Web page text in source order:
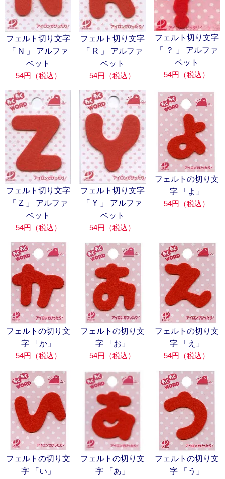
フェルト切り文字
「 N 」 アルファ
ベット
54円（税込）
フェルト切り文字
「 R 」 アルファ
ベット
54円（税込）
フェルト切り文字
「 ？ 」 アルファ
ベット
54円（税込）
フェルト切り文字
「 Z 」 アルファ
ベット
54円（税込）
フェルト切り文字
「 Y 」 アルファ
ベット
54円（税込）
フェルトの切り文
字 「よ」
54円（税込）
フェルトの切り文
字 「か」
54円（税込）
フェルトの切り文
字 「お」
54円（税込）
フェルトの切り文
字 「え」
54円（税込）
フェルトの切り文
字 「い」
フェルトの切り文
字 「あ」
フェルトの切り文
字 「う」